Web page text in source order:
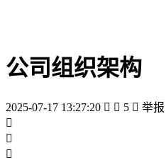
公司组织架构
2025-07-17 13:27:20   5  举报


